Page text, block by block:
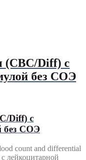
(CBC/Diff) с
без СОЭ
Diff) с
без СОЭ
count and differential
лейкоцитарной